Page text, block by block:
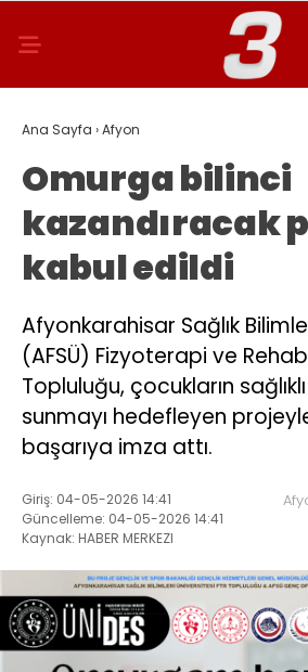
Ana Sayfa ›Afyon
Omurga bilinci
kazandıracak
kabul edildi
Afyonkarahisar Sağlık
(AFSÜ) Fizyoterapi ve
Topluluğu, çocukların
sunmayı hedefleyen
başarıya imza attı.
Giriş: 04-05-2026 14:41
Güncelleme: 04-05-2026 14:41
Kaynak: HABER MERKEZI